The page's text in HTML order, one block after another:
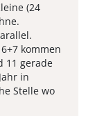
(24
kommen
11 gerade
in
Stelle wo